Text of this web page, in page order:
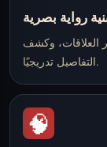
رواية بصرية
العلاقات، وكشف
التفاصيل تدريجيًا.
🧠